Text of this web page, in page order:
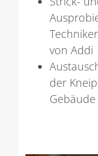
von Addi
der